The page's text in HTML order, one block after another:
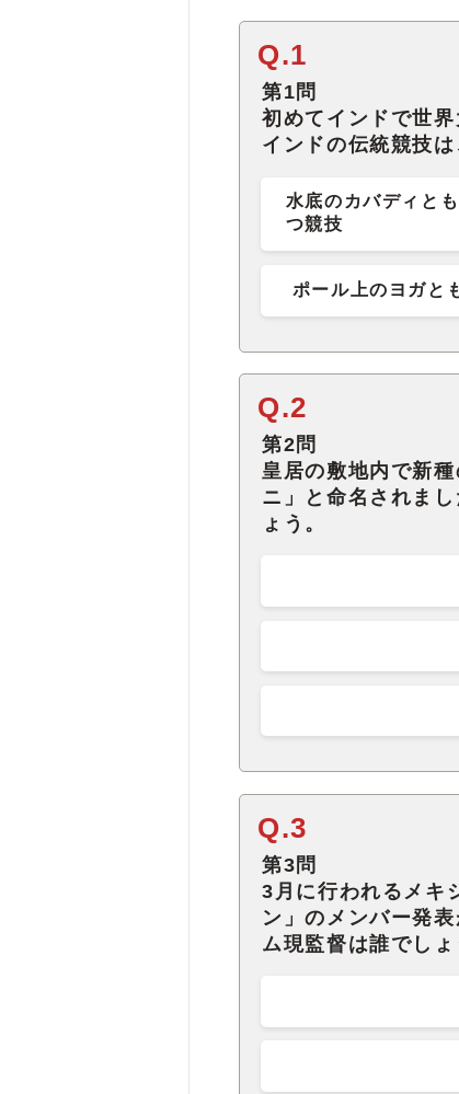
Q.1
第1問
初めてインドで世
インドの伝統競技
水底のカバディと
つ競技
ポール上のヨガと
Q.2
第2問
皇居の敷地内で新
ニ」と命名されま
ょう。
Q.3
第3問
3月に行われるメキ
ン」のメンバー発
ム現監督は誰でしょ